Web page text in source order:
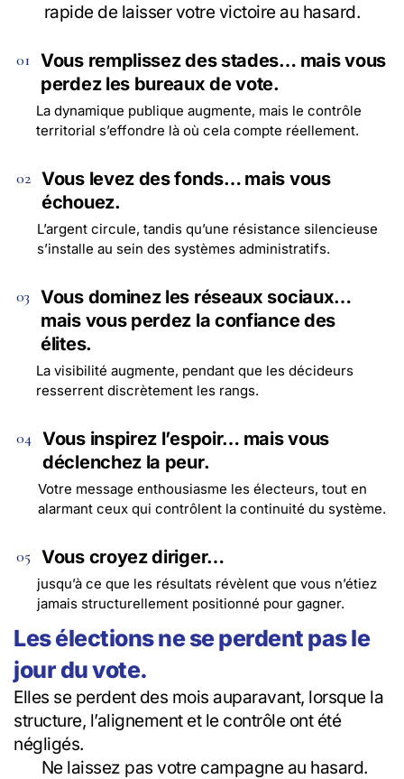
rapide de laisser votre victoire au hasard.
01 Vous remplissez des stades… mais vous
perdez les bureaux de vote.
La dynamique publique augmente, mais le contrôle
territorial s’effondre là où cela compte réellement.
02 Vous levez des fonds… mais vous
échouez.
L’argent circule, tandis qu’une résistance silencieuse
s’installe au sein des systèmes administratifs.
03
Vous dominez les réseaux sociaux…
mais vous perdez la confiance des
élites.
La visibilité augmente, pendant que les décideurs
resserrent discrètement les rangs.
04 Vous inspirez l’espoir… mais vous
déclenchez la peur.
Votre message enthousiasme les électeurs, tout en
alarmant ceux qui contrôlent la continuité du système.
05 Vous croyez diriger…
jusqu’à ce que les résultats révèlent que vous n’étiez
jamais structurellement positionné pour gagner.
Les élections ne se perdent pas le
jour du vote.
Elles se perdent des mois auparavant, lorsque la
structure, l’alignement et le contrôle ont été
négligés.
Ne laissez pas votre campagne au hasard.